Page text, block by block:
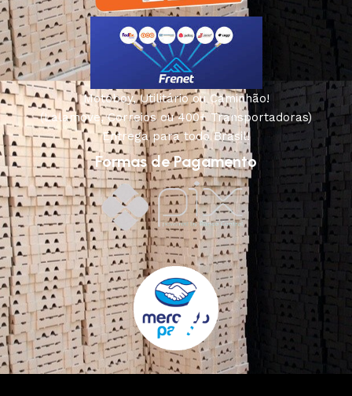
Motoboy, Utilitário ou Caminhão!
(Lalamove, Correios ou 400+ Transportadoras)
Entrega para todo Brasil!
Formas de Pagamento